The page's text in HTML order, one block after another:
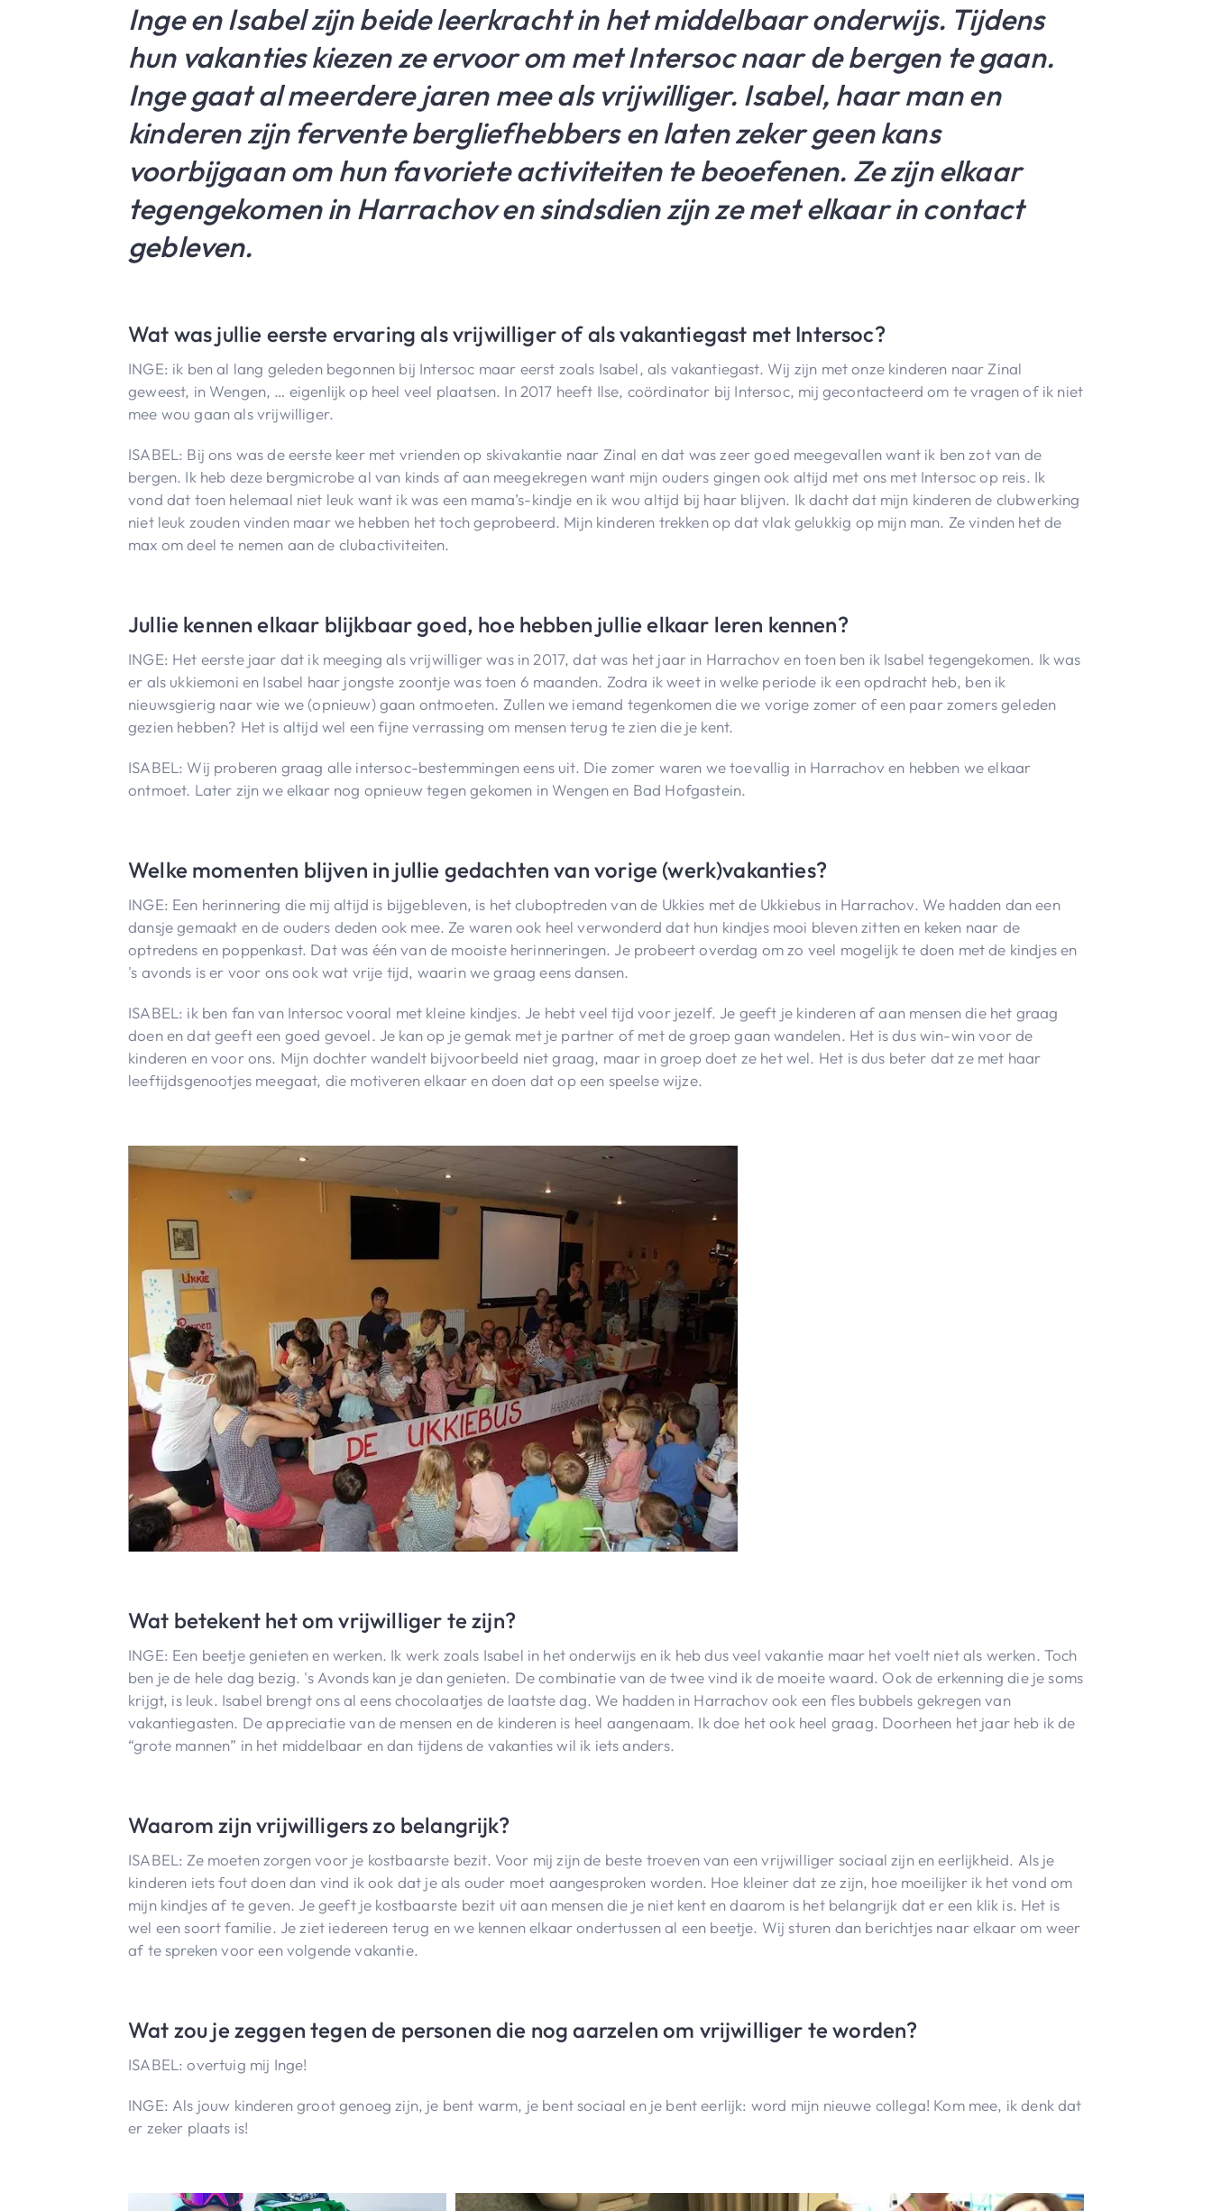
Inge en Isabel zijn beide leerkracht in het middelbaar onderwijs. Tijdens
hun vakanties kiezen ze ervoor om met Intersoc naar de bergen te gaan.
Inge gaat al meerdere jaren mee als vrijwilliger. Isabel, haar man en
kinderen zijn fervente bergliefhebbers en laten zeker geen kans
voorbijgaan om hun favoriete activiteiten te beoefenen. Ze zijn elkaar
tegengekomen in Harrachov en sindsdien zijn ze met elkaar in contact
gebleven.
Wat was jullie eerste ervaring als vrijwilliger of als vakantiegast met Intersoc?
INGE: ik ben al lang geleden begonnen bij Intersoc maar eerst zoals Isabel, als vakantiegast. Wij zijn met onze kinderen naar Zinal
geweest, in Wengen, … eigenlijk op heel veel plaatsen. In 2017 heeft Ilse, coördinator bij Intersoc, mij gecontacteerd om te vragen of ik niet
mee wou gaan als vrijwilliger.
ISABEL: Bij ons was de eerste keer met vrienden op skivakantie naar Zinal en dat was zeer goed meegevallen want ik ben zot van de
bergen. Ik heb deze bergmicrobe al van kinds af aan meegekregen want mijn ouders gingen ook altijd met ons met Intersoc op reis. Ik
vond dat toen helemaal niet leuk want ik was een mama’s-kindje en ik wou altijd bij haar blijven. Ik dacht dat mijn kinderen de clubwerking
niet leuk zouden vinden maar we hebben het toch geprobeerd. Mijn kinderen trekken op dat vlak gelukkig op mijn man. Ze vinden het de
max om deel te nemen aan de clubactiviteiten.
Jullie kennen elkaar blijkbaar goed, hoe hebben jullie elkaar leren kennen?
INGE: Het eerste jaar dat ik meeging als vrijwilliger was in 2017, dat was het jaar in Harrachov en toen ben ik Isabel tegengekomen. Ik was
er als ukkiemoni en Isabel haar jongste zoontje was toen 6 maanden. Zodra ik weet in welke periode ik een opdracht heb, ben ik
nieuwsgierig naar wie we (opnieuw) gaan ontmoeten. Zullen we iemand tegenkomen die we vorige zomer of een paar zomers geleden
gezien hebben? Het is altijd wel een fijne verrassing om mensen terug te zien die je kent.
ISABEL: Wij proberen graag alle intersoc-bestemmingen eens uit. Die zomer waren we toevallig in Harrachov en hebben we elkaar
ontmoet. Later zijn we elkaar nog opnieuw tegen gekomen in Wengen en Bad Hofgastein.
Welke momenten blijven in jullie gedachten van vorige (werk)vakanties?
INGE: Een herinnering die mij altijd is bijgebleven, is het cluboptreden van de Ukkies met de Ukkiebus in Harrachov. We hadden dan een
dansje gemaakt en de ouders deden ook mee. Ze waren ook heel verwonderd dat hun kindjes mooi bleven zitten en keken naar de
optredens en poppenkast. Dat was één van de mooiste herinneringen. Je probeert overdag om zo veel mogelijk te doen met de kindjes en
's avonds is er voor ons ook wat vrije tijd, waarin we graag eens dansen.
ISABEL: ik ben fan van Intersoc vooral met kleine kindjes. Je hebt veel tijd voor jezelf. Je geeft je kinderen af aan mensen die het graag
doen en dat geeft een goed gevoel. Je kan op je gemak met je partner of met de groep gaan wandelen. Het is dus win-win voor de
kinderen en voor ons. Mijn dochter wandelt bijvoorbeeld niet graag, maar in groep doet ze het wel. Het is dus beter dat ze met haar
leeftijdsgenootjes meegaat, die motiveren elkaar en doen dat op een speelse wijze.
Wat betekent het om vrijwilliger te zijn?
INGE: Een beetje genieten en werken. Ik werk zoals Isabel in het onderwijs en ik heb dus veel vakantie maar het voelt niet als werken. Toch
ben je de hele dag bezig. 's Avonds kan je dan genieten. De combinatie van de twee vind ik de moeite waard. Ook de erkenning die je soms
krijgt, is leuk. Isabel brengt ons al eens chocolaatjes de laatste dag. We hadden in Harrachov ook een fles bubbels gekregen van
vakantiegasten. De appreciatie van de mensen en de kinderen is heel aangenaam. Ik doe het ook heel graag. Doorheen het jaar heb ik de
“grote mannen” in het middelbaar en dan tijdens de vakanties wil ik iets anders.
Waarom zijn vrijwilligers zo belangrijk?
ISABEL: Ze moeten zorgen voor je kostbaarste bezit. Voor mij zijn de beste troeven van een vrijwilliger sociaal zijn en eerlijkheid. Als je
kinderen iets fout doen dan vind ik ook dat je als ouder moet aangesproken worden. Hoe kleiner dat ze zijn, hoe moeilijker ik het vond om
mijn kindjes af te geven. Je geeft je kostbaarste bezit uit aan mensen die je niet kent en daarom is het belangrijk dat er een klik is. Het is
wel een soort familie. Je ziet iedereen terug en we kennen elkaar ondertussen al een beetje. Wij sturen dan berichtjes naar elkaar om weer
af te spreken voor een volgende vakantie.
Wat zou je zeggen tegen de personen die nog aarzelen om vrijwilliger te worden?
ISABEL: overtuig mij Inge!
INGE: Als jouw kinderen groot genoeg zijn, je bent warm, je bent sociaal en je bent eerlijk: word mijn nieuwe collega! Kom mee, ik denk dat
er zeker plaats is!